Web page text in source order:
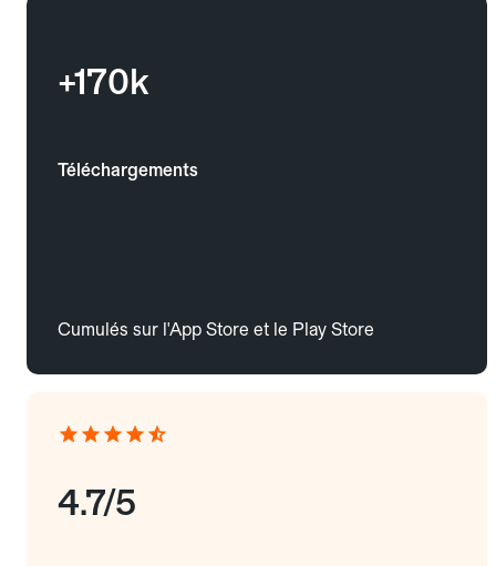
+170k
Téléchargements
Cumulés sur l'App Store et le Play Store
4.7/5